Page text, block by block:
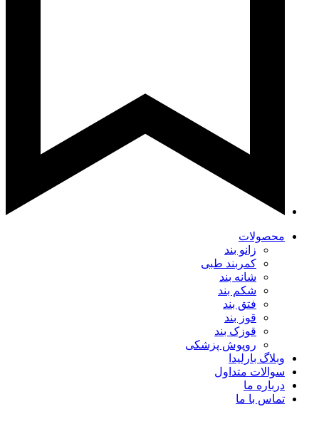
محصولات
زانو بند
کمربند طبی
شانه بند
شکم بند
فتق بند
قوز بند
قوزک بند
روپوش پزشکی
وبلاگ بارلیدا
سوالات متداول
درباره ما
تماس با ما